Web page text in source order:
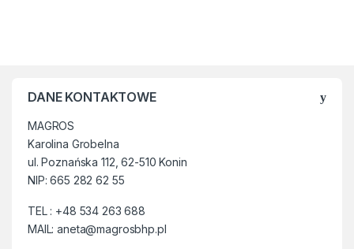
o energi do 200J i nacisku
wkładka antyprzebiciowa w
podeszwie.
✅ POWERED BY MICHELIN®
MICHELIN® Technical Soles
tworzą podeszwy o wysokiej
DANE KONTAKTOWE
MAGROS
Karolina Grobelna
ul. Poznańska 112, 62-510 Konin
NIP: 665 282 62 55
TEL : +48 534 263 688
MAIL: aneta@magrosbhp.pl